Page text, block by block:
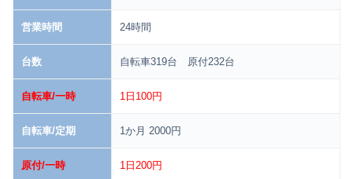
営業時間 24時間
台数 自転車319台 原付232台
自転車/一時 1日100円
自転車/定期 1か月 2000円
原付/一時 1日200円